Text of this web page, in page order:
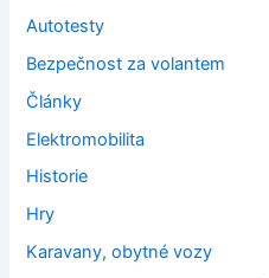
Autotesty
Bezpečnost za volantem
Články
Elektromobilita
Historie
Hry
Karavany, obytné vozy